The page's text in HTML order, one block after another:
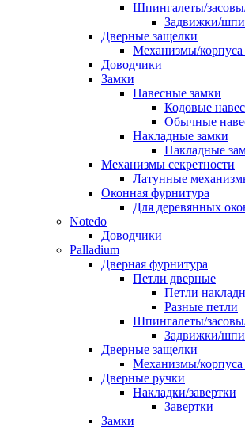
Шпингалеты/
Задвижки/
Дверные защелки
Механизмы/корпуса
Доводчики
Замки
Навесные замки
Кодовые
Обычные
Накладные замки
Накладные
Механизмы секретности
Латунные
Оконная фурнитура
Для деревянных
Notedo
Доводчики
Palladium
Дверная фурнитура
Петли дверные
Петли
Разные петли
Шпингалеты/
Задвижки/
Дверные защелки
Механизмы/корпуса
Дверные ручки
Накладки/завертки
Завертки
Замки